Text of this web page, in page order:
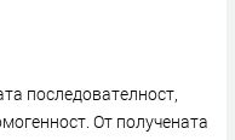
последователност,
От получената